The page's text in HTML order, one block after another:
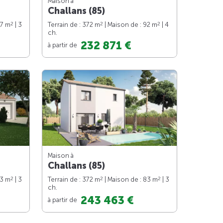
m2 | 3
Challans (85)
Terrain de : 372 m2 | Maison de : 92 m2
| 4
ch.
à partir de 232 871 €
m2 | 3
Maison à
Challans (85)
Terrain de : 372 m2 | Maison de : 83 m2
| 3
ch.
à partir de 243 463 €